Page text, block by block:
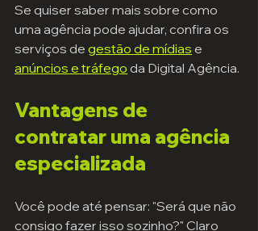
Se quiser saber mais sobre como
uma agência pode ajudar, confira os
serviços de gestão de mídias e
anúncios e tráfego da Digital Agência.
Vantagens de
contratar uma agência
especializada
Você pode até pensar: "Será que não
consigo fazer isso sozinho?" Claro